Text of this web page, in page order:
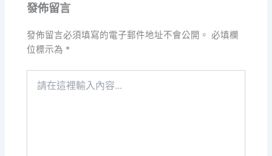
發佈留言
發佈留言必須填寫的電子郵件地址不會公開。 必填欄
位標示為 *